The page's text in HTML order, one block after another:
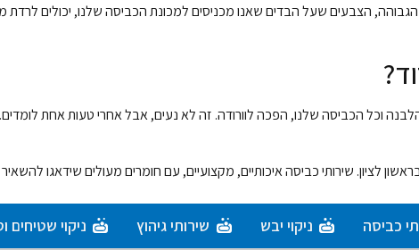
הצבעים שעל הבדים שאנו מכניסים למכונת הכביסה שלנו, יכולים
וכל הכביסה שלנו, הפכה לוורודה. זה לא נעים, אבל אחרי טעות אחת לומדים.
לציון. שירותי כביסה איכותיים, מקצועיים, עם חומרים מעולים שידאגו
כביסה ניקוי יבש שירותי גיהוץ ניקוי שטיחים